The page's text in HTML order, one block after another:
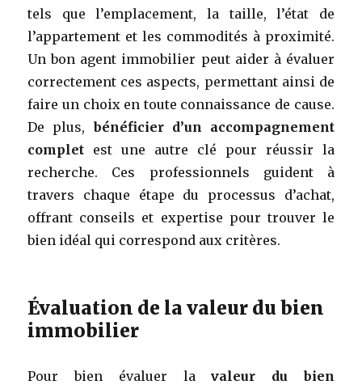
tels que l’emplacement, la taille, l’état de
l’appartement et les commodités à proximité.
Un bon agent immobilier peut aider à évaluer
correctement ces aspects, permettant ainsi de
faire un choix en toute connaissance de cause.
De plus,bénéficier d’un accompagnement
complet est une autre clé pour réussir la
recherche. Ces professionnels guident à
travers chaque étape du processus d’achat,
offrant conseils et expertise pour trouver le
bien idéal qui correspond aux critères.
Évaluation de la valeur du bien
immobilier
Pour bien évaluer lavaleur du bien